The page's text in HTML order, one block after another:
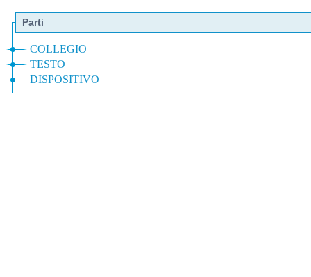
Parti
COLLEGIO
TESTO
DISPOSITIVO